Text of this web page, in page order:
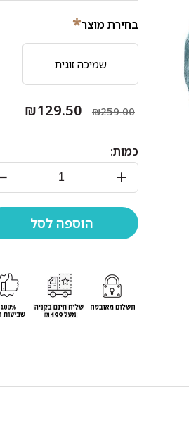
בחירת מוצר*
שמיכה זוגית
₪259.00
₪129.50
כמות: